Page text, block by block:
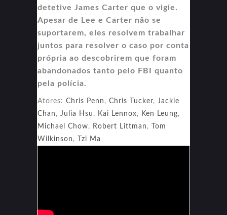
detetive James Carter que o vigie.
Apesar de Lee e Carter não se
suportarem, eles resolvem trabalhar
juntos para resolver o caso por conta
própria ao descobrirem que foram
abandonados tanto pelo FBI quanto
pela polícia.
Atores: Chris Penn , Chris Tucker, Jackie
Chan , Julia Hsu , Kai Lennox, Ken Leung,
Michael Chow, Robert Littman ,
Tom
Wilkinson , Tzi Ma